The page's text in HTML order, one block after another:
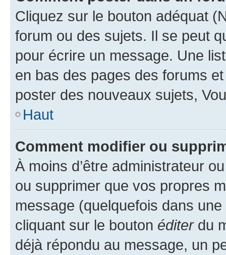
Cliquez sur le bouton adéquat
forum ou des sujets. Il se peut
pour écrire un message. Une
en bas des pages des forums
poster des nouveaux sujets,
Haut
Comment modifier ou
À moins d’être administrateur
ou supprimer que vos propres
message (quelquefois dans
cliquant sur le bouton éditerdu
déjà répondu au message, un